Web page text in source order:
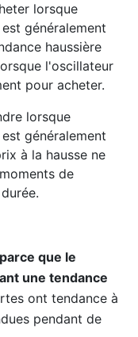
lorsque
généralement
haussière
l'oscillateur
pour acheter.
lorsque
généralement
à la hausse ne
de
que le
une tendance
ont tendance à
pendant de